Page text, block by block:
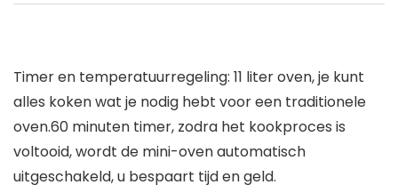
Timer en temperatuurregeling: 11 liter oven, je kunt
alles koken wat je nodig hebt voor een traditionele
oven.60 minuten timer, zodra het kookproces is
voltooid, wordt de mini-oven automatisch
uitgeschakeld, u bespaart tijd en geld.